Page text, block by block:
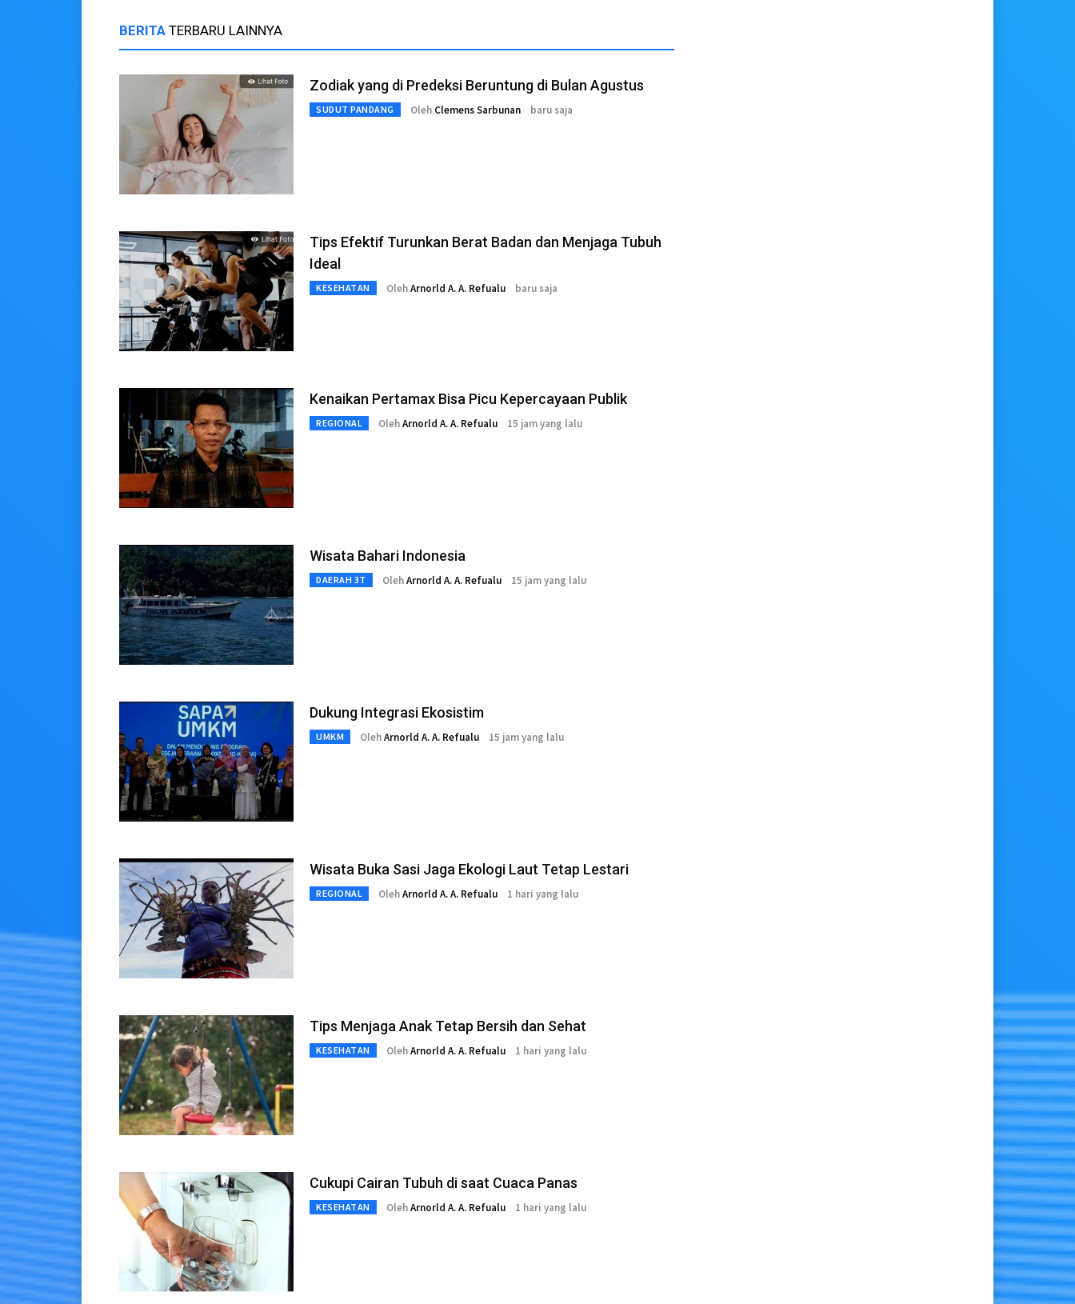
BERITA TERBARU LAINNYA
Zodiak yang di Predeksi Beruntung di Bulan Agustus
SUDUT PANDANG Oleh Clemens Sarbunan baru saja
Tips Efektif Turunkan Berat Badan dan Menjaga Tubuh
Ideal
KESEHATAN OlehArnorld A. A. Refualu baru saja
Kenaikan Pertamax Bisa Picu Kepercayaan Publik
REGIONAL OlehArnorld A. A. Refualu 15 jam yang lalu
Wisata Bahari Indonesia
DAERAH 3T OlehArnorld A. A. Refualu 15 jam yang lalu
Dukung Integrasi Ekosistim
UMKM OlehArnorld A. A. Refualu 15 jam yang lalu
Wisata Buka Sasi Jaga Ekologi Laut Tetap Lestari
REGIONAL OlehArnorld A. A. Refualu 1 hari yang lalu
Tips Menjaga Anak Tetap Bersih dan Sehat
KESEHATAN OlehArnorld A. A. Refualu 1 hari yang lalu
Cukupi Cairan Tubuh di saat Cuaca Panas
KESEHATAN OlehArnorld A. A. Refualu 1 hari yang lalu